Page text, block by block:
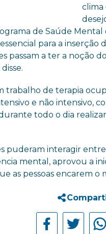
clima
de Saúde Mental
para a
passam a ter a
trabalho de terapia
e não intensivo,
todo o dia
puderam interagir
mental, aprovou a
as pessoas encarem